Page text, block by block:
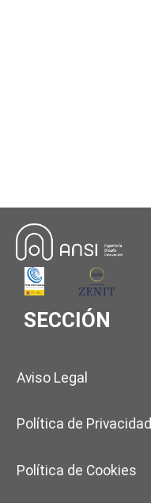
SECCIÓN
Aviso Legal
Política de Privacidad
Política de Cookies